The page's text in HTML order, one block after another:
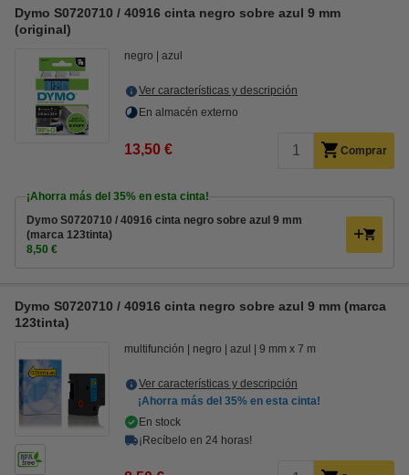
Dymo S0720710 / 40916 cinta negro sobre azul 9 mm
(original)
negro azul
Ver características y descripción
En almacén externo
13,50 € Comprar
¡Ahorra más del 35% en esta cinta!
Dymo S0720710 / 40916 cinta negro sobre azul 9 mm
(marca 123tinta)
8,50 €
Dymo S0720710 / 40916 cinta negro sobre azul 9 mm (marca
123tinta)
multifunción negro azul 9 mm x 7 m
Ver características y descripción
¡Ahorra más del 35% en esta cinta!
En stock
¡Recíbelo en 24 horas!